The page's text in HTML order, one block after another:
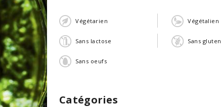
Végétarien Végétalien
Sans lactose Sans gluten
Sans oeufs
Catégories